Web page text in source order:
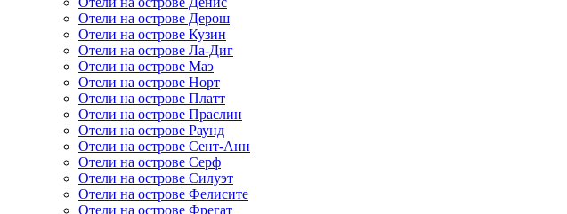
Отели на острове Дерош
Отели на острове Кузин
Отели на острове Ла-Диг
Отели на острове Маэ
Отели на острове Норт
Отели на острове Платт
Отели на острове Праслин
Отели на острове Раунд
Отели на острове Сент-Анн
Отели на острове Серф
Отели на острове Силуэт
Отели на острове Фелисите
Отели на острове Фрегат